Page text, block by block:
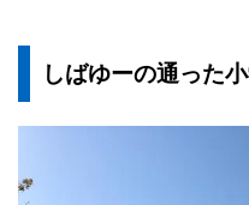
しばゆーの通った